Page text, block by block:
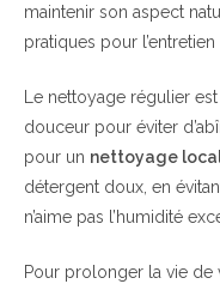
maintenir son aspect
pratiques pour
Le nettoyage régulier
douceur pour éviter
pour un nettoyage
détergent doux, en
n’aime pas l’humidité
Pour prolonger la vie de